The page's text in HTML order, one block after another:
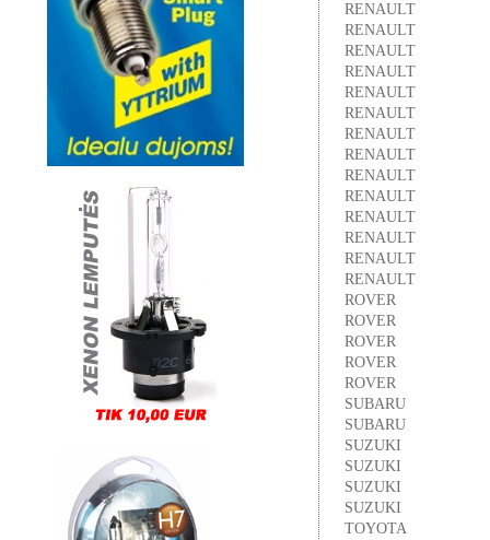
RENAULT
RENAULT
RENAULT
RENAULT
RENAULT
RENAULT
RENAULT
RENAULT
RENAULT
RENAULT
RENAULT
RENAULT
RENAULT
RENAULT
ROVER
ROVER
ROVER
ROVER
ROVER
SUBARU
SUBARU
SUZUKI
SUZUKI
SUZUKI
SUZUKI
TOYOTA